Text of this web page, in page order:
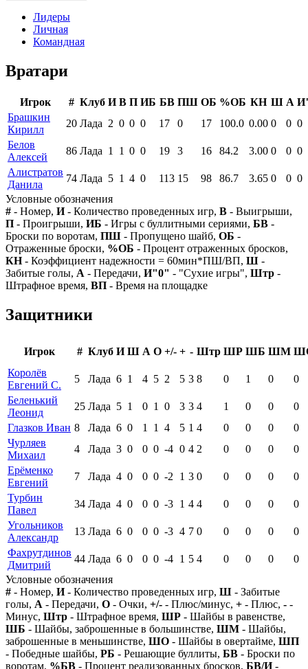
Лидеры
Личная
Командная
Вратари
Игрок # Клуб И В П ИБ БВ ПШ ОБ %ОБ КН Ш А
Брашкин
Кирилл
20 Лада 2 0 0 0 17 0 17 100.0 0.00 0 0 0
Белов
Алексей
86 Лада 1 1 0 0 19 3 16 84.2 3.00 0 0 0
Алистратов
Данила
74 Лада 5 1 4 0 113 15 98 86.7 3.65 0 0 0
Условные обозначения
# - Номер, И- Количество проведенных игр, В - Выигрыши,
П - Проигрыши, ИБ - Игры с буллитными сериями, БВ -
Броски по воротам, ПШ - Пропущено шайб, ОБ -
Отраженные броски, %ОБ - Процент отраженных бросков,
КН- Коэффициент надежности = 60мин*ПШ/ВП, Ш -
Забитые голы, А - Передачи, И"0" - "Сухие игры", Штр -
Штрафное время, ВП - Время на площадке
Защитники
Игрок # Клуб И Ш А О +/- + - Штр ШР ШБ ШМ
Королёв
Евгений С.
5 Лада 6 1 4 5 2 5 3 8 0 1 0
0
Беленький
Леонид
25 Лада 5 1 0 1 0 3 3 4 1 0 0
0
Глазков Иван 8 Лада 6 0 1 1 4 5 1 4 0 0 0
0
Чурляев
Михаил
4 Лада 3 0 0 0 -4 0 4 2 0 0 0
0
Ерёменко
Евгений
7 Лада 4 0 0 0 -2 1 3 0 0 0 0
0
Турбин
Павел
34 Лада 4 0 0 0 -3 1 4 4 0 0 0
0
Угольников
Александр
13 Лада 6 0 0 0 -3 4 7 0 0 0 0
0
Фахрутдинов
Дмитрий
44 Лада 6 0 0 0 -4 1 5 4 0 0 0
0
Условные обозначения
# - Номер, И- Количество проведенных игр, Ш - Забитые
голы, А - Передачи, О - Очки, +/- - Плюс/минус, + - Плюс, - -
Минус, Штр - Штрафное время, ШР - Шайбы в равенстве,
ШБ - Шайбы, заброшенные в большинстве, ШМ - Шайбы,
заброшенные в меньшинстве, ШО - Шайбы в овертайме, ШП
- Победные шайбы, РБ - Решающие буллиты, БВ - Броски по
воротам, %БВ - Процент реализованных бросков, БВ/И-